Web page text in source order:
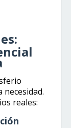
necesidad.
reales: